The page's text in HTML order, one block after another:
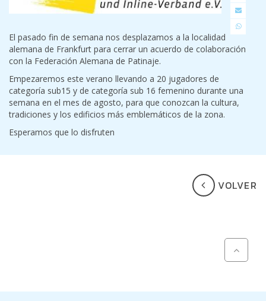
El pasado fin de semana nos desplazamos a la localidad
alemana de Frankfurt para cerrar un acuerdo de colaboración
con la Federación Alemana de Patinaje.
Empezaremos este verano llevando a 20 jugadores de
categoría sub15 y de categoría sub 16 femenino durante una
semana en el mes de agosto, para que conozcan la cultura,
tradiciones y los edificios más emblemáticos de la zona.
Esperamos que lo disfruten
VOLVER